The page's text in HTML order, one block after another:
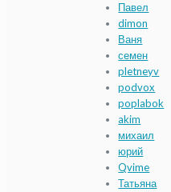
Павел
dimon
Ваня
семен
pletneyv
podvox
poplabok
akim
михаил
юрий
Qvime
Татьяна